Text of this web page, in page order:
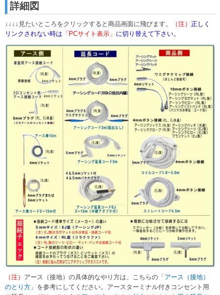
詳細図
↓↓↓↓見たいところをクリックすると商品画面に飛びます。 （注） 正しく
リンクされない時は 「PCサイト表示」 に切り替えて下さい。
（注） アース（接地）の具体的なやり方は、こちらの「 アース（接地）
のとり方 」を参考にしてください。アースターミナル付きコンセント用